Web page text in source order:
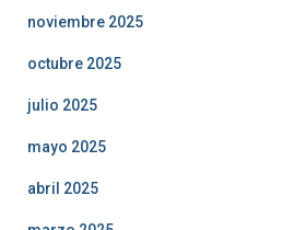
noviembre 2025
octubre 2025
julio 2025
mayo 2025
abril 2025